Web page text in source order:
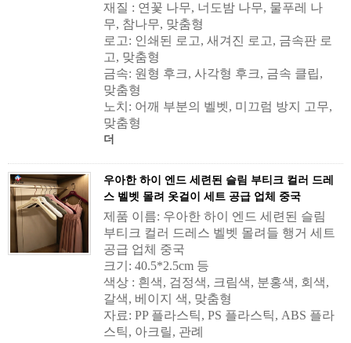
재질 : 연꽃 나무, 너도밤 나무, 물푸레 나
무, 참나무, 맞춤형
로고: 인쇄된 로고, 새겨진 로고, 금속판 로
고, 맞춤형
금속: 원형 후크, 사각형 후크, 금속 클립,
맞춤형
노치: 어깨 부분의 벨벳, 미끄럼 방지 고무,
맞춤형
더
우아한 하이 엔드 세련된 슬림 부티크 컬러 드레
스 벨벳 몰려 옷걸이 세트 공급 업체 중국
제품 이름: 우아한 하이 엔드 세련된 슬림
부티크 컬러 드레스 벨벳 몰려들 행거 세트
공급 업체 중국
크기: 40.5*2.5cm 등
색상 : 흰색, 검정색, 크림색, 분홍색, 회색,
갈색, 베이지 색, 맞춤형
자료: PP 플라스틱, PS 플라스틱, ABS 플라
스틱, 아크릴, 관례